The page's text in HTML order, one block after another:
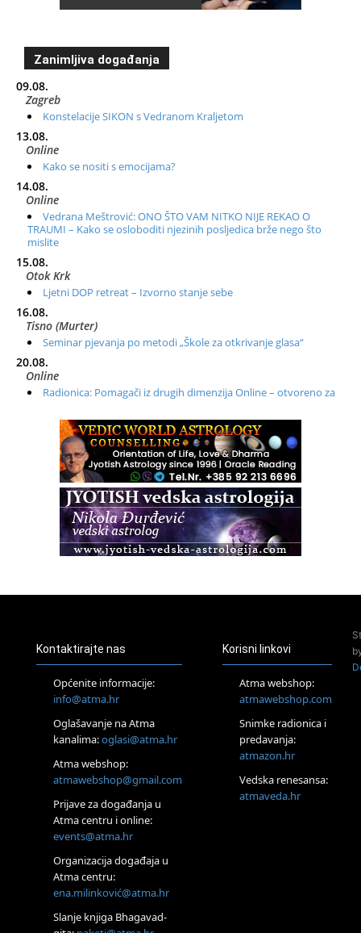
Zanimljiva događanja
09.08.
Zagreb
Konstelacije SIKON s Vedranom Kraljetom
13.08.
Online
Kako se nositi s emocijama?
14.08.
Online
Vedrana Meštrović: ONO ŠTO VAM NITKO NIJE REKAO O
TRAUMI – Kako se osloboditi njezinih posljedica brže nego što
mislite
15.08.
Otok Krk
Ljetni DOP retreat – Izvorno stanje sebe
16.08.
Tisno (Murter)
Seminar pjevanja po metodi „Škole za otkrivanje glasa“
20.08.
Online
Radionica: Pomagači iz drugih dimenzija Online – otvoreno za
Zagreb+Online
Osnovni ThetaHealing® tečaj, Zagreb i Online
Access BARS®, otpusti stres
Access Energetski Facelift®
Tečaj Višeg Vodstva, razvijanja intuicije i Akaša zapisa
26.08.
Postanite Nositelj Vibracije Nove Zemlje
Visoko
Alemka Dauskardt – Jednodnevna radionica sistemskih
Zagreb
HOD PO ŽERAVICI – Seminar koji mijenja tijelo, duh i um
SoulFest – Festival glazbe, mudrosti i zajedništva
Radoboj
Noćna šumska kupka
Zagreb
Kontaktirajte nas
Općenite informacije:
info@atma.hr
Oglašavanje na Atma
kanalima:oglasi@atma.hr
Atma webshop:
atmawebshop@gmail.com
Prijave za događanja u
Atma centru i online:
events@atma.hr
Organizacija događaja u
Atma centru:
ena.milinković@atma.hr
Slanje knjiga Bhagavad-
Korisni linkovi
Atma webshop:
atmawebshop.com
Snimke radionica i
predavanja:
atmazon.hr
Vedska renesansa:
atmaveda.hr